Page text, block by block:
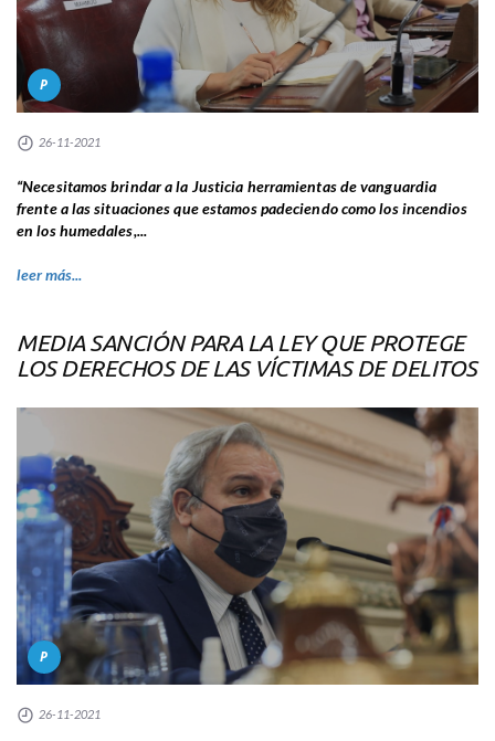
P
26-11-2021
“Necesitamos brindar a la Justicia herramientas de vanguardia
frente a las situaciones que estamos padeciendo como los incendios
en los humedales,...
leer más...
MEDIA SANCIÓN PARA LA LEY QUE PROTEGE
LOS DERECHOS DE LAS VÍCTIMAS DE DELITOS
P
26-11-2021